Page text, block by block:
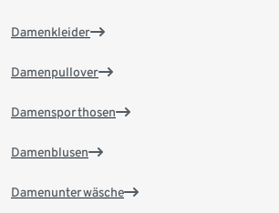
Damenkleider
Damenpullover
Damensporthosen
Damenblusen
Damenunterwäsche